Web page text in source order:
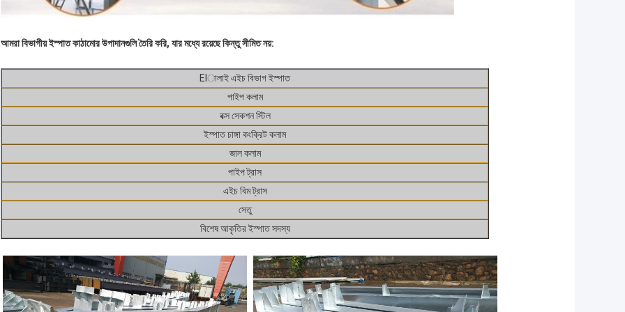
আমরা বিভাগীয় ইস্পাত কাঠামোর উপাদানগুলি তৈরি করি, যার মধ্যে রয়েছে কিন্তু সীমিত নয়:
Elালাই এইচ বিভাগ ইস্পাত
পাইপ কলাম
বক্স সেকশন স্টিল
ইস্পাত চাঙ্গা কংক্রিট কলাম
জাল কলাম
পাইপ ট্রাস
এইচ বিম ট্রাস
সেতু
বিশেষ আকৃতির ইস্পাত সদস্য